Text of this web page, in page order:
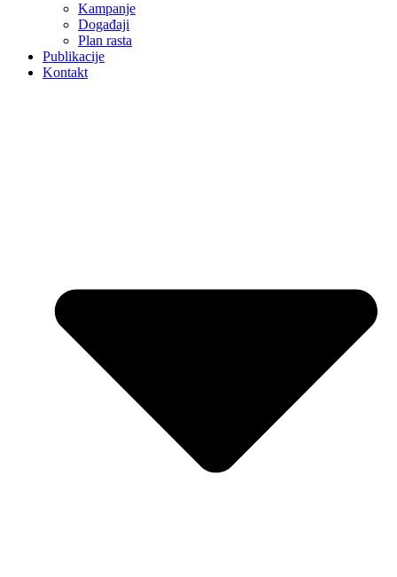
Kampanje
Događaji
Plan rasta
Publikacije
Kontakt